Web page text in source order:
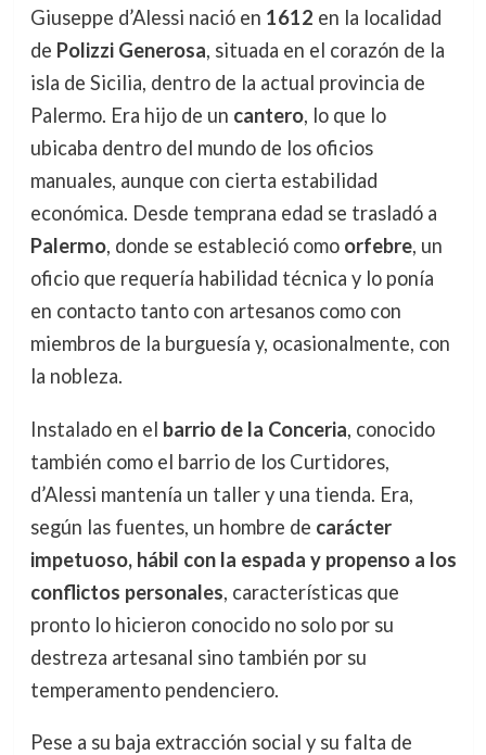
Giuseppe d’Alessi nació en 1612 en la localidad
de Polizzi Generosa, situada en el corazón de la
isla de Sicilia, dentro de la actual provincia de
Palermo. Era hijo de un cantero, lo que lo
ubicaba dentro del mundo de los oficios
manuales, aunque con cierta estabilidad
económica. Desde temprana edad se trasladó a
Palermo, donde se estableció como orfebre, un
oficio que requería habilidad técnica y lo ponía
en contacto tanto con artesanos como con
miembros de la burguesía y, ocasionalmente, con
la nobleza.
Instalado en el barrio de la Conceria, conocido
también como el barrio de los Curtidores,
d’Alessi mantenía un taller y una tienda. Era,
según las fuentes, un hombre de carácter
impetuoso, hábil con la espada y propenso a los
conflictos personales, características que
pronto lo hicieron conocido no solo por su
destreza artesanal sino también por su
temperamento pendenciero.
Pese a su baja extracción social y su falta de